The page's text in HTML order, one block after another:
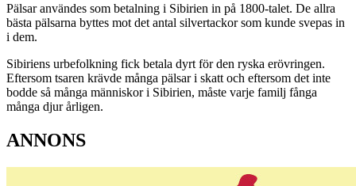
Pälsar användes som betalning i Sibirien in på 1800-talet. De allra
bästa pälsarna byttes mot det antal silvertackor som kunde svepas in
i dem.
Sibiriens urbefolkning fick betala dyrt för den ryska erövringen.
Eftersom tsaren krävde många pälsar i skatt och eftersom det inte
bodde så många människor i Sibirien, måste varje familj fånga
många djur årligen.
ANNONS